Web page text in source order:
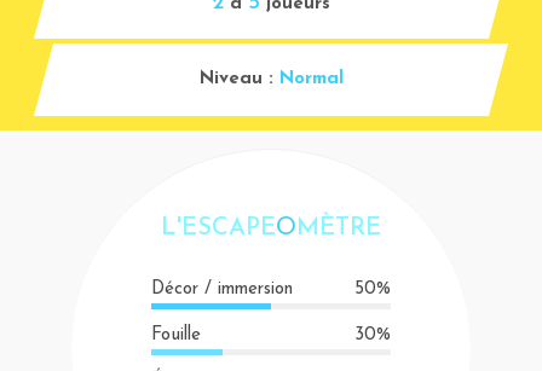
à joueurs
Niveau : Normal
L'ESCAPEOMÈTRE
Décor / immersion 50%
Fouille 30%